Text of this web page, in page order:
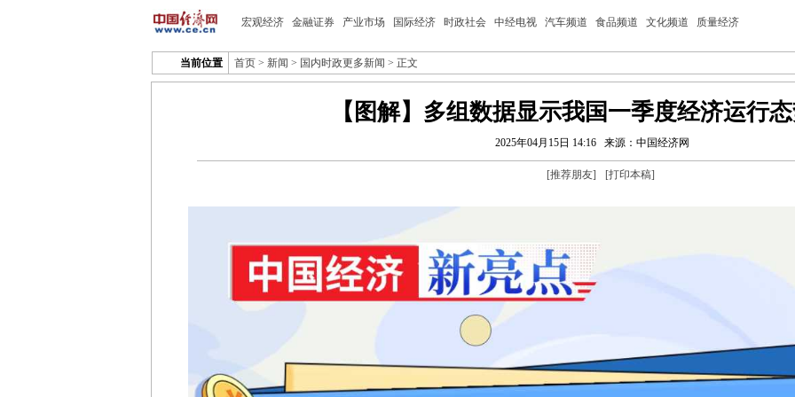
宏观经济 金融证券 产业市场 国际经济 时政社会 中经电视 汽车频道 食品频道 文化频道 质量经济
当前位置 首页 > 新闻 > 国内时政更多新闻 > 正文
【图解】多组数据显示我国一季度经济运行
2025年04月15日 14:16 来源：中国经济网
[推荐朋友] [打印本稿]